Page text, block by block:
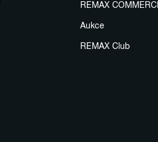
REMAX
Aukce
REMAX Club